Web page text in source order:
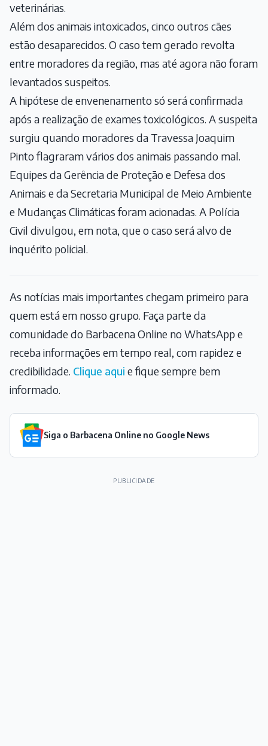
veterinárias.
Além dos animais intoxicados, cinco outros cães
estão desaparecidos. O caso tem gerado revolta
entre moradores da região, mas até agora não foram
levantados suspeitos.
A hipótese de envenenamento só será confirmada
após a realização de exames toxicológicos. A suspeita
surgiu quando moradores da Travessa Joaquim
Pinto flagraram vários dos animais passando mal.
Equipes da Gerência de Proteção e Defesa dos
Animais e da Secretaria Municipal de Meio Ambiente
e Mudanças Climáticas foram acionadas. A Polícia
Civil divulgou, em nota, que o caso será alvo de
inquérito policial.
As notícias mais importantes chegam primeiro para
quem está em nosso grupo. Faça parte da
comunidade do Barbacena Online no WhatsApp e
receba informações em tempo real, com rapidez e
credibilidade. Clique aqui e fique sempre bem
informado.
Siga o Barbacena Online no Google News
PUBLICIDADE